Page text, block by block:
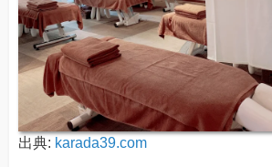
出典: karada39.com